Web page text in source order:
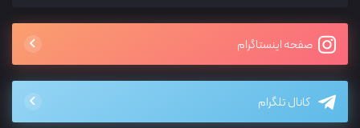
صفحه اینستاگرام
کانال تلگرام